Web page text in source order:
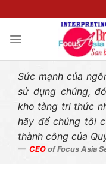
Sức mạnh của
sử dụng chúng,
kho tàng tri thức
hãy để chúng tôi
thành công của
CEO of Focus Asia